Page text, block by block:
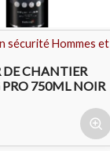
sécurité Hommes et
DE CHANTIER
750ML NOIR